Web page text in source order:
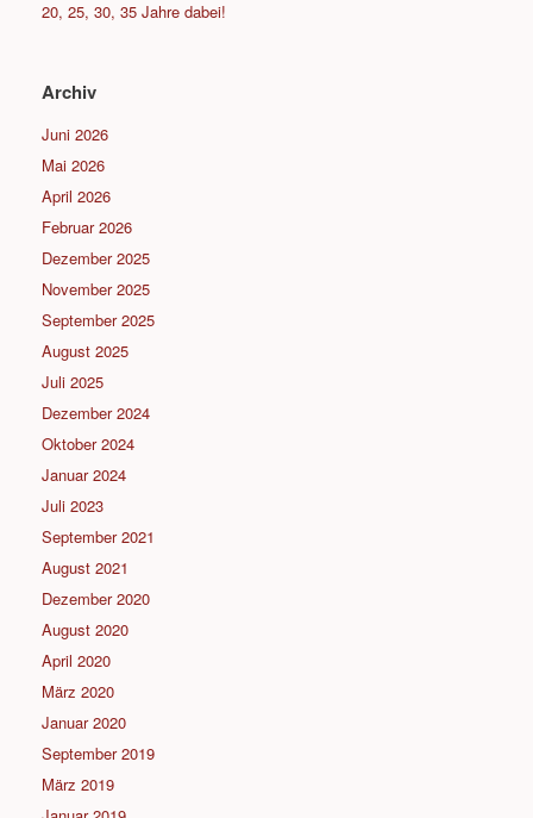
20, 25, 30, 35 Jahre dabei!
Archiv
Juni 2026
Mai 2026
April 2026
Februar 2026
Dezember 2025
November 2025
September 2025
August 2025
Juli 2025
Dezember 2024
Oktober 2024
Januar 2024
Juli 2023
September 2021
August 2021
Dezember 2020
August 2020
April 2020
März 2020
Januar 2020
September 2019
März 2019